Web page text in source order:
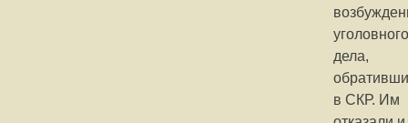
дела,
в СКР. Им